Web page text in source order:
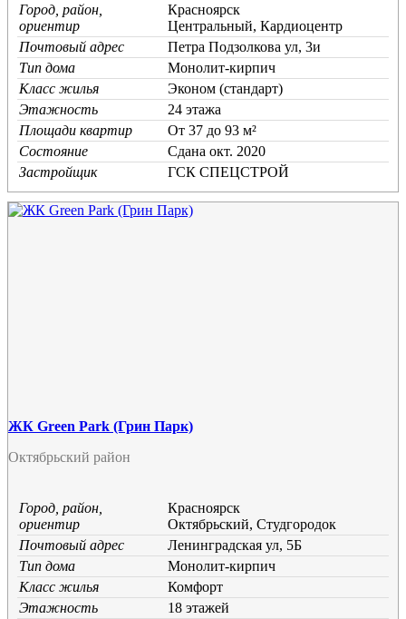
Город, район,
ориентир
Красноярск
Центральный, Кардиоцентр
Почтовый адрес
Петра Подзолкова ул, 3и
Тип дома
Монолит-кирпич
Класс жилья
Эконом (стандарт)
Этажность
24 этажа
Площади квартир
От 37 до 93 м²
Состояние
Cдана окт. 2020
Застройщик
ГСК СПЕЦСТРОЙ
ЖК Green Park (Грин Парк)
Октябрьский район
Город, район,
ориентир
Красноярск
Октябрьский, Студгородок
Почтовый адрес
Ленинградская ул, 5Б
Тип дома
Монолит-кирпич
Класс жилья
Комфорт
Этажность
18 этажей